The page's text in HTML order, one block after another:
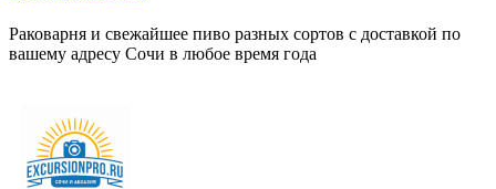
Раковарня и свежайшее пиво разных сортов с доставкой по
вашему адресу Сочи в любое время года